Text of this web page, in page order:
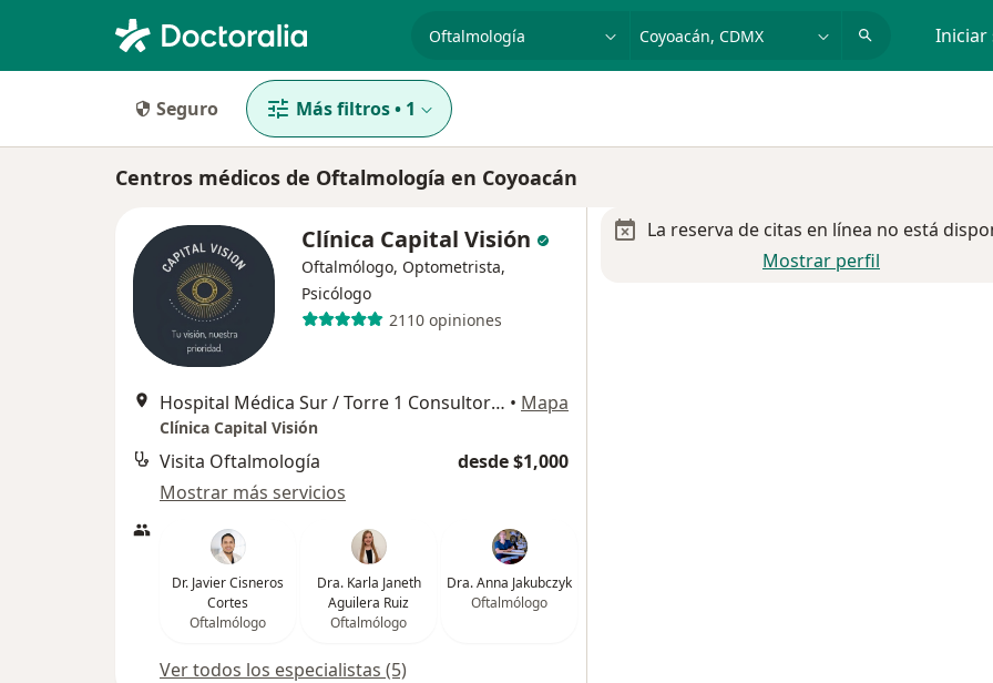
especialidad, enfermedad o nombre
p. ej. Guadalajara Iniciar
Seguro Más filtros• 1
Centros médicos de Oftalmología en Coyoacán
Clínica Capital Visión
Oftalmólogo, Optometrista,
Psicólogo
2110 opiniones
Hospital Médica Sur / Torre 1 Consultorio 820 / Puente de Piedra 150 Col. Toriello Guerra, Tlalpan • Mapa
Clínica Capital Visión
Visita Oftalmología
desde $1,000
Mostrar más servicios
Dr. Javier Cisneros
Cortes
Oftalmólogo
Dra. Karla Janeth
Aguilera Ruiz
Oftalmólogo
Dra. Anna Jakubczyk
Oftalmólogo
Ver todos los especialistas (5)
La reserva de citas en línea no está
Mostrar perfil